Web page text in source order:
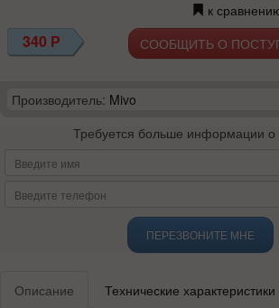
к
340 Р СООБЩИТЬ О
Производитель: Mivo
Требуется больше информации о
ПЕРЕЗВОНИТЕ МНЕ
Описание Технические характеристики